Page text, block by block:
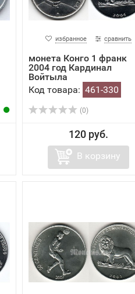
избранное сравнить
монета Конго 1 франк
2004 год Кардинал
Войтыла
Код товара: 461-330
(0)
120 руб.
В корзину